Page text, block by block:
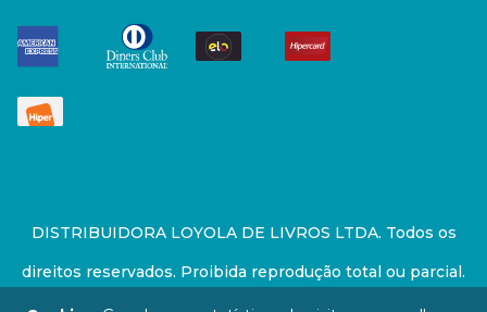
DISTRIBUIDORA LOYOLA DE LIVROS LTDA. Todos os
direitos reservados. Proibida reprodução total ou parcial.